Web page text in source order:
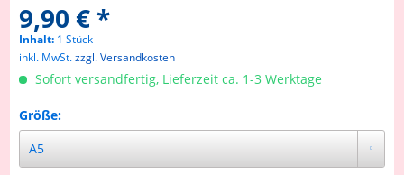
9,90 € *
Inhalt: 1 Stück
inkl. MwSt.zzgl. Versandkosten
Sofort versandfertig, Lieferzeit ca. 1-3 Werktage
Größe: